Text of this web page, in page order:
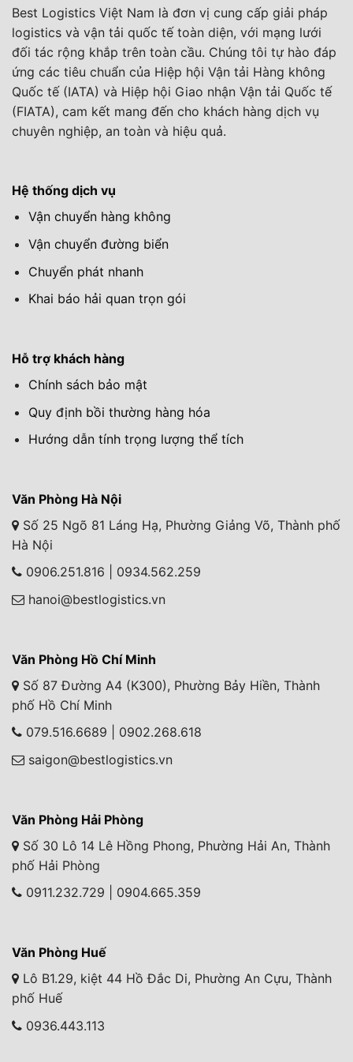
Best Logistics Việt Nam là đơn vị cung cấp giải pháp
logistics và vận tải quốc tế toàn diện, với mạng lưới
đối tác rộng khắp trên toàn cầu. Chúng tôi tự hào đáp
ứng các tiêu chuẩn của Hiệp hội Vận tải Hàng không
Quốc tế (IATA) và Hiệp hội Giao nhận Vận tải Quốc tế
(FIATA), cam kết mang đến cho khách hàng dịch vụ
chuyên nghiệp, an toàn và hiệu quả.
Hệ thống dịch vụ
Vận chuyển hàng không
Vận chuyển đường biển
Chuyển phát nhanh
Khai báo hải quan trọn gói
Hỗ trợ khách hàng
Chính sách bảo mật
Quy định bồi thường hàng hóa
Hướng dẫn tính trọng lượng thể tích
Văn Phòng Hà Nội
Số 25 Ngõ 81 Láng Hạ, Phường Giảng Võ, Thành phố
Hà Nội
0906.251.816 | 0934.562.259
hanoi@bestlogistics.vn
Văn Phòng Hồ Chí Minh
Số 87 Đường A4 (K300), Phường Bảy Hiền, Thành
phố Hồ Chí Minh
079.516.6689 | 0902.268.618
saigon@bestlogistics.vn
Văn Phòng Hải Phòng
Số 30 Lô 14 Lê Hồng Phong, Phường Hải An, Thành
phố Hải Phòng
0911.232.729 | 0904.665.359
Văn Phòng Huế
Lô B1.29, kiệt 44 Hồ Đắc Di, Phường An Cựu, Thành
phố Huế
0936.443.113